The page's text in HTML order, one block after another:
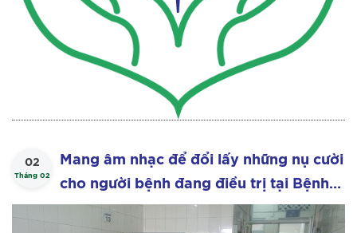
02
Tháng 02
Mang âm nhạc để đổi lấy những nụ cười
cho người bệnh đang điều trị tại Bệnh
viện châm cứu Trung Ương